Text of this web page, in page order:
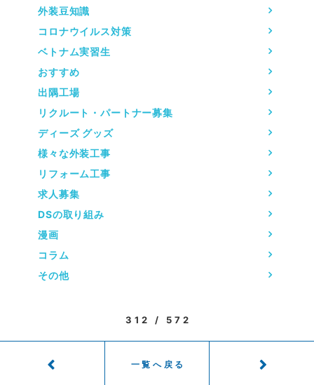
外装豆知識
コロナウイルス対策
ベトナム実習生
おすすめ
出隅工場
リクルート・パートナー募集
ディーズ グッズ
様々な外装工事
リフォーム工事
求人募集
DSの取り組み
漫画
コラム
その他
312 / 572
一覧へ戻る